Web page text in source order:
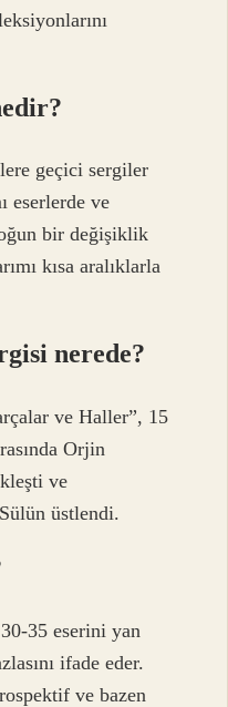
geçici sergiler
eserlerde ve
bir değişiklik
kısa aralıklarla
nerede?
ve Haller”, 15
Orjin
ve
üstlendi.
30-35 eserini yan
ifade eder.
ve bazen